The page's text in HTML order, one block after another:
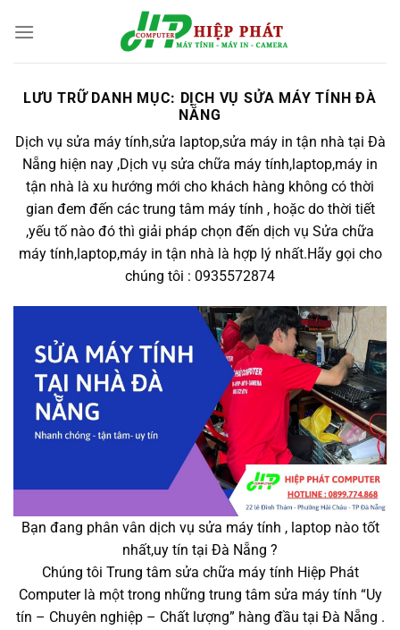
đến
LƯU TRỮ DANH MỤC: DỊCH VỤ SỬA MÁY TÍNH ĐÀ
NẴNG
Dịch vụ sửa máy tính,sửa laptop,sửa máy in tận nhà tại Đà
Nẵng hiện nay ,Dịch vụ sửa chữa máy tính,laptop,máy in
tận nhà là xu hướng mới cho khách hàng không có thời
gian đem đến các trung tâm máy tính , hoặc do thời tiết
,yếu tố nào đó thì giải pháp chọn đến dịch vụ Sửa chữa
máy tính,laptop,máy in tận nhà là hợp lý nhất.Hãy gọi cho
chúng tôi : 0935572874
Bạn đang phân vân dịch vụ sửa máy tính , laptop nào tốt
nhất,uy tín tại Đà Nẵng ?
Chúng tôi Trung tâm sửa chữa máy tính Hiệp Phát
Computer là một trong những trung tâm sửa máy tính “Uy
tín – Chuyên nghiệp – Chất lượng” hàng đầu tại Đà Nẵng .